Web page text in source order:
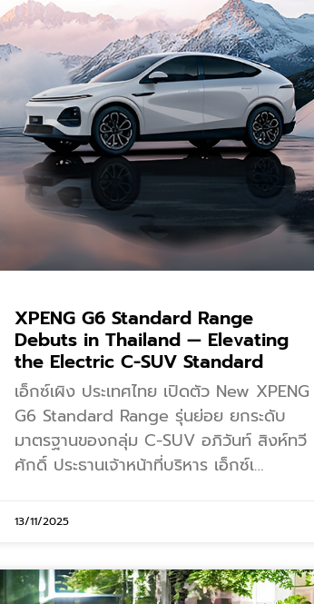
XPENG G6 Standard Range
Debuts in Thailand — Elevating
the Electric C-SUV Standard
เอ็กซ์เผิง ประเทศไทย เปิดตัว New XPENG
G6 Standard Range รุ่นย่อย ยกระดับ
มาตรฐานของกลุ่ม C-SUV อภิวันท์ สิงห์ทวี
ศักดิ์ ประธานเจ้าหน้าที่บริหาร เอ็กซ์เ…
13/11/2025